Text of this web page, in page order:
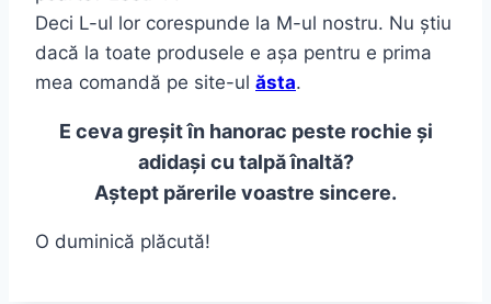
Deci L-ul lor corespunde la M-ul nostru. Nu știu
dacă la toate produsele e așa pentru e prima
mea comandă pe site-ul ăsta.
E ceva greșit în hanorac peste rochie și
adidași cu talpă înaltă?
Aștept părerile voastre sincere.
O duminică plăcută!